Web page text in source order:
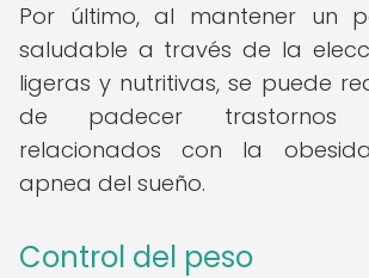
Por último, al mantener un
saludable a través de la
ligeras y nutritivas, se puede
de padecer trastornos
relacionados con la
apnea del sueño.
Control del peso